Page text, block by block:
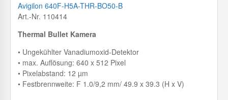
Avigilon 640F-H5A-THR-BO50-B
Art.-Nr. 110414
Thermal Bullet Kamera
• Ungekühlter Vanadiumoxid-Detektor
• max. Auflösung: 640 x 512 Pixel
• Pixelabstand: 12 µm
• Festbrennweite: F 1.0/9,2 mm/ 49.9 x 39.3 (H x V)